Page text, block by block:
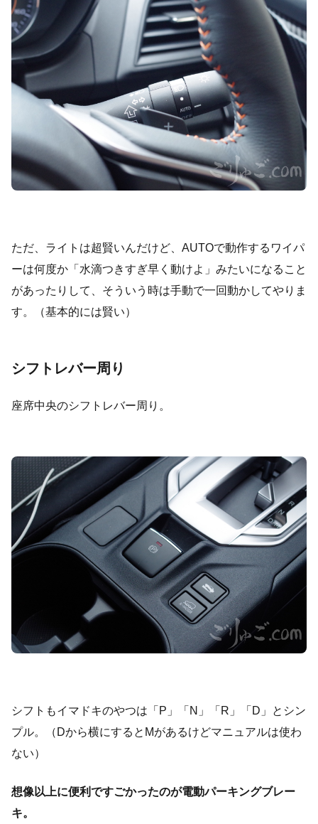
ただ、ライトは超賢いんだけど、AUTOで動作するワイパ
ーは何度か「水滴つきすぎ早く動けよ」みたいになること
があったりして、そういう時は手動で一回動かしてやりま
す。（基本的には賢い）
シフトレバー周り
座席中央のシフトレバー周り。
シフトもイマドキのやつは「P」「N」「R」「D」とシン
プル。（Dから横にするとMがあるけどマニュアルは使わ
ない）
想像以上に便利ですごかったのが電動パーキングブレー
キ。